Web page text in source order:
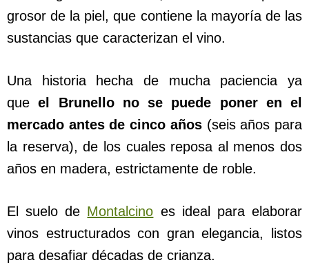
grosor de la piel, que contiene la mayoría de las
sustancias que caracterizan el vino.
Una historia hecha de mucha paciencia ya
que el Brunello no se puede poner en el
mercado antes de cinco años(seis años para
la reserva), de los cuales reposa al menos dos
años en madera, estrictamente de roble.
El suelo de Montalcino es ideal para elaborar
vinos estructurados con gran elegancia, listos
para desafiar décadas de crianza.